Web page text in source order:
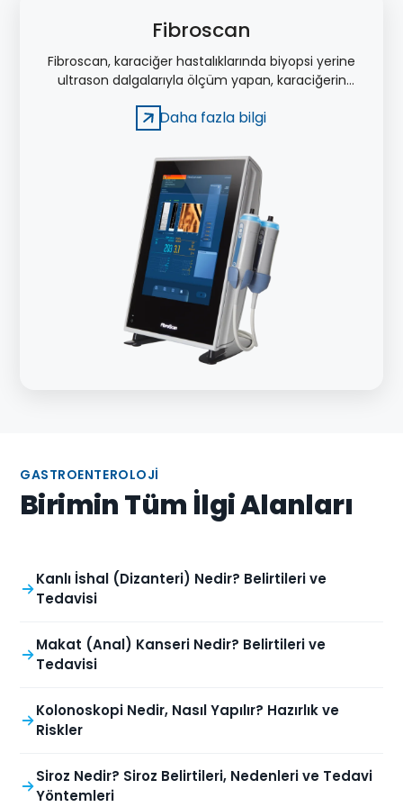
Fibroscan
Fibroscan, karaciğer hastalıklarında biyopsi yerine
ultrason dalgalarıyla ölçüm yapan, karaciğerin
cihazdır.
Daha fazla bilgi
GASTROENTEROLOJI
Birimin Tüm İlgi Alanları
Kanlı İshal (Dizanteri) Nedir? Belirtileri ve
Tedavisi
Makat (Anal) Kanseri Nedir? Belirtileri ve
Tedavisi
Kolonoskopi Nedir, Nasıl Yapılır? Hazırlık ve
Riskler
Siroz Nedir? Siroz Belirtileri, Nedenleri ve Tedavi
Yöntemleri